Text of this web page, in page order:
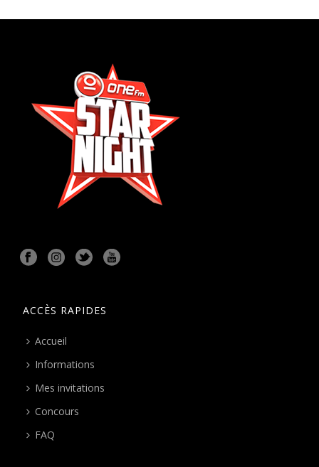
ACCÈS RAPIDES
Accueil
Informations
Mes invitations
Concours
FAQ